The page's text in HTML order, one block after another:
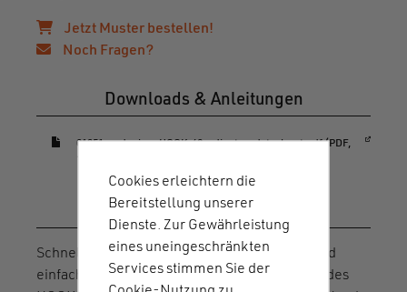
Jetzt Muster bestellen!
Noch Fragen?
Downloads & Anleitungen
01251-redesign-HOOK-40-adjuster-datasheet.pdf (PDF,
(öffnet in einem neuen Fenster)
Artikelbeschreibung
Schnelles Justieren, sicheres Verschließen und
einfache Bedienung sind die Hauptmerkmale des
Cookies erleichtern die
Bereitstellung unserer
Dienste. Zur Gewährleistung
eines uneingeschränkten
Services stimmen Sie der